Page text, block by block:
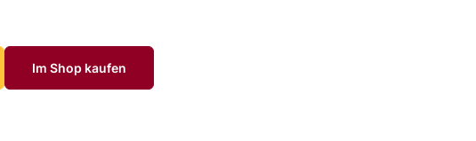
Im Shop kaufen